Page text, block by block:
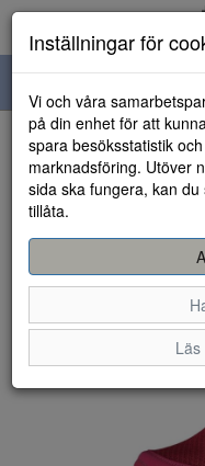
navigation
HEM
Inställningar för
Vi och våra
på din enhet för att
spara besöksstatistik
marknadsföring. Utöver
sida ska fungera, kan
tillåta.